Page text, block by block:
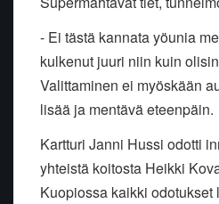
- Ei tästä kannata yöunia
kulkenut juuri niin kuin
Valittaminen ei myöskään
lisää ja mentävä eteenpäin.
Kartturi Janni Hussi odotti
yhteistä koitosta Heikki
Kuopiossa kaikki odotukset